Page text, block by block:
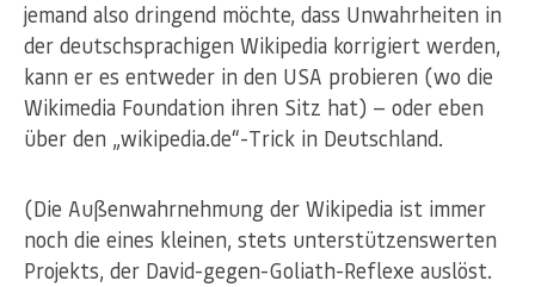
jemand also dringend möchte, dass Unwahrheiten in
der deutschsprachigen Wikipedia korrigiert werden,
kann er es entweder in den USA probieren (wo die
Wikimedia Foundation ihren Sitz hat) — oder eben
über den „wikipedia.de“-Trick in Deutschland.
(Die Außenwahrnehmung der Wikipedia ist immer
noch die eines kleinen, stets unterstützenswerten
Projekts, der David-gegen-Goliath-Reflexe auslöst.